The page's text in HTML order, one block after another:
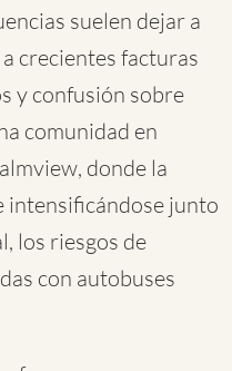
suelen dejar a
crecientes facturas
y confusión sobre
comunidad en
donde la
intensificándose junto
los riesgos de
con autobuses